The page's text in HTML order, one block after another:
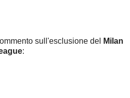
sull'esclusione del
Milan
: